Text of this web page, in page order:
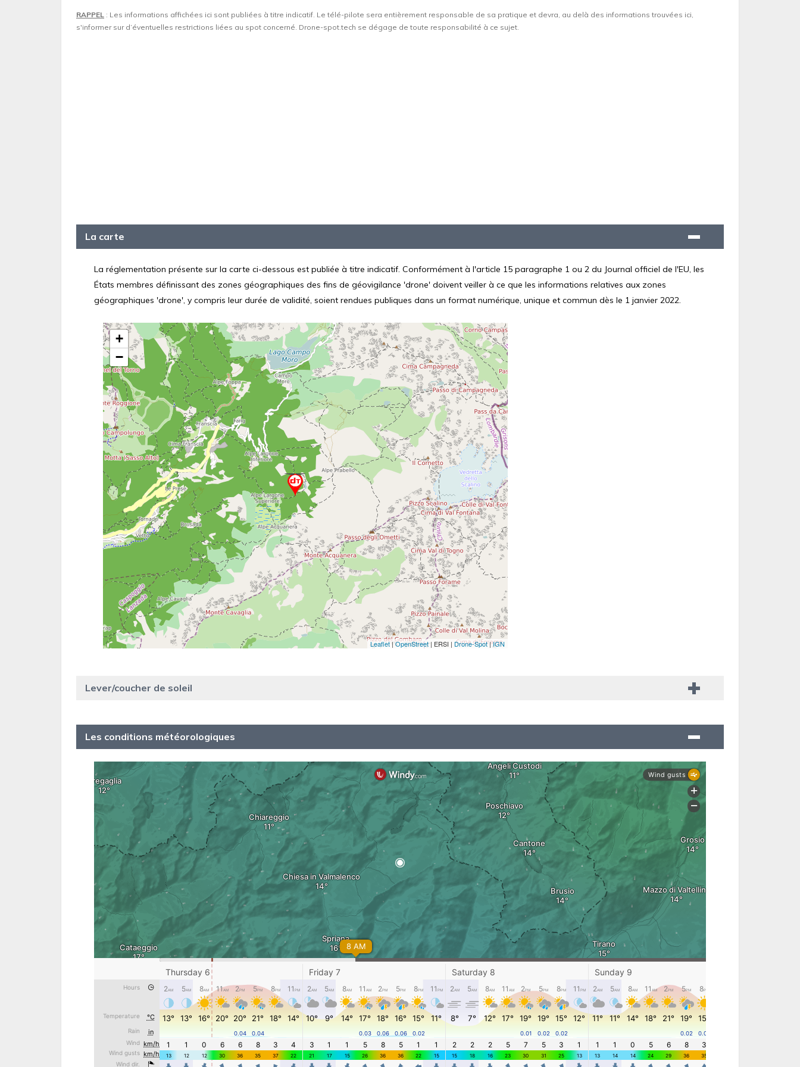
RAPPEL : Les informations affichées ici sont publiées à titre indicatif. Le télé-pilote sera entièrement responsable de sa pratique et devra, au delà des informations trouvées ici,
s'informer sur d’éventuelles restrictions liées au spot concerné. Drone-spot.tech se dégage de toute responsabilité à ce sujet.
La carte
La réglementation présente sur la carte ci-dessous est publiée à titre indicatif. Conformément à l'article 15 paragraphe 1 ou 2 du Journal officiel de l'EU, les
États membres définissant des zones géographiques des fins de géovigilance 'drone' doivent veiller à ce que les informations relatives aux zones
géographiques 'drone', y compris leur durée de validité, soient rendues publiques dans un format numérique, unique et commun dès le 1 janvier 2022.
Lever/coucher de soleil
Les conditions météorologiques